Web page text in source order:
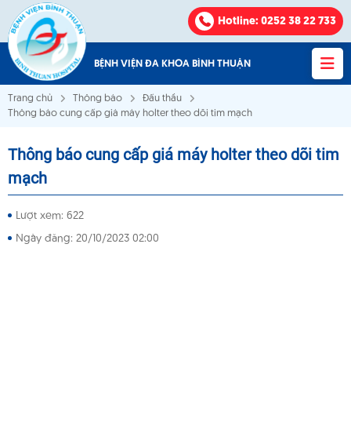
Hotline: 0252 38 22 733
BỆNH VIỆN ĐA KHOA BÌNH THUẬN
Bệnh viện Đa khoa Bình Thuận
Trang chủ Thông báo
Đấu thầu
Thông báo cung cấp giá máy holter theo dõi tim mạch
Thông báo cung cấp giá máy holter theo dõi tim
mạch
Lượt xem: 622
Ngày đăng: 20/10/2023 02:00